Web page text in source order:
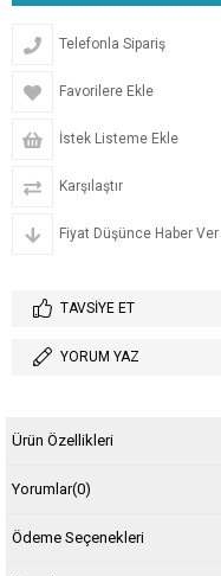
Telefonla Sipariş
Favorilere Ekle
İstek Listeme Ekle
Karşılaştır
Fiyat Düşünce Haber Ver
TAVSIYE ET
YORUM YAZ
Ürün Özellikleri
Yorumlar(0)
Ödeme Seçenekleri